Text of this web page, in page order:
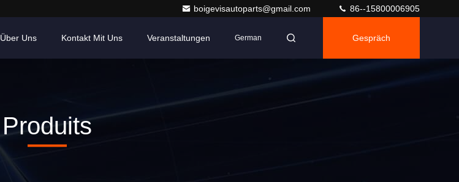
boigevisautoparts@gmail.com 86--15800006905
Über Uns Kontakt Mit Uns Veranstaltungen German Gespräch
Produits